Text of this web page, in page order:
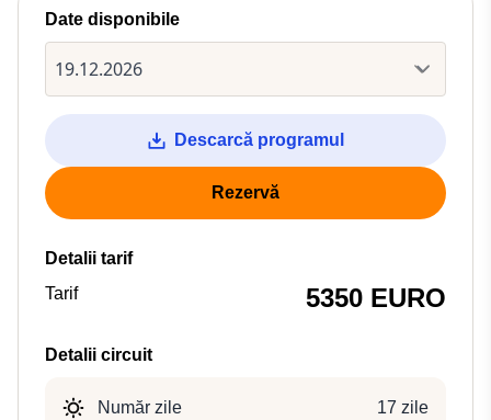
Date disponibile
Descarcă programul
Rezervă
Detalii tarif
Tarif
5350 EURO
Detalii circuit
Număr zile
17 zile